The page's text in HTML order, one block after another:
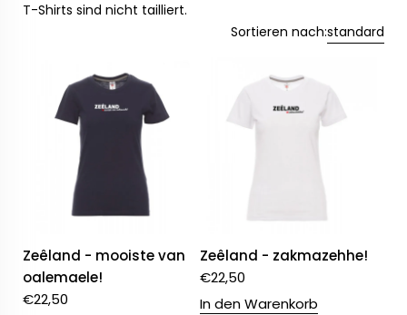
T-Shirts sind nicht tailliert.
Sortieren nach:standard
Zeêland - mooiste van
oalemaele!
€22,50
Zeêland - zakmazehhe!
€22,50
In den Warenkorb